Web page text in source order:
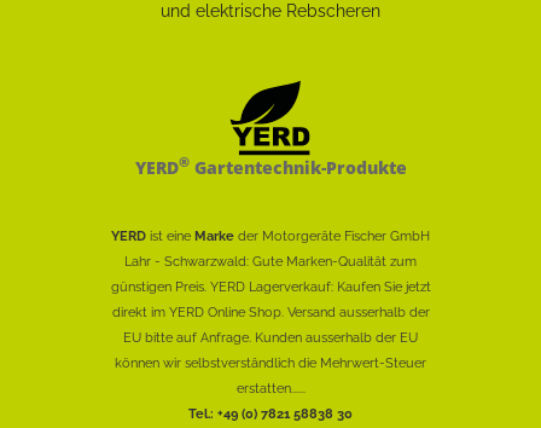
YERD®Gartentechnik-Produkte
YERD ist eine Marke der Motorgeräte Fischer GmbH
Lahr - Schwarzwald: Gute Marken-Qualität zum
günstigen Preis. YERD Lagerverkauf: Kaufen Sie jetzt
direkt im YERD Online Shop. Versand ausserhalb der
EU bitte auf Anfrage. Kunden ausserhalb der EU
können wir selbstverständlich die Mehrwert-Steuer
erstatten......
Tel.: +49 (0) 7821 58838 30